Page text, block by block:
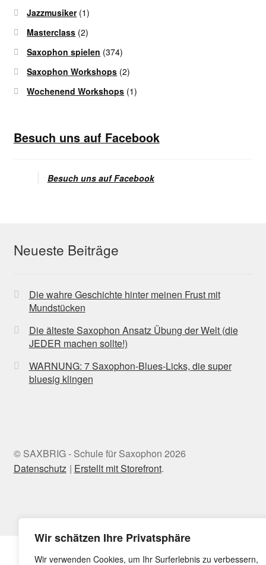
Wir schätzen Ihre Privatsphäre
Wir verwenden Cookies, um Ihr Surferlebnis zu verbessern,
Jazzmusiker(1)
Masterclass (2)
Saxophon spielen (374)
Saxophon Workshops (2)
Wochenend Workshops (1)
Besuch uns auf Facebook
Besuch uns auf Facebook
Neueste Beiträge
Die wahre Geschichte hinter meinen Frust mit
Mundstücken
Die älteste Saxophon Ansatz Übung der Welt (die
JEDER machen sollte!)
WARNUNG: 7 Saxophon-Blues-Licks, die super
bluesig klingen
© SAXBRIG - Schule für Saxophon 2026
Datenschutz
Erstellt mit Storefront.